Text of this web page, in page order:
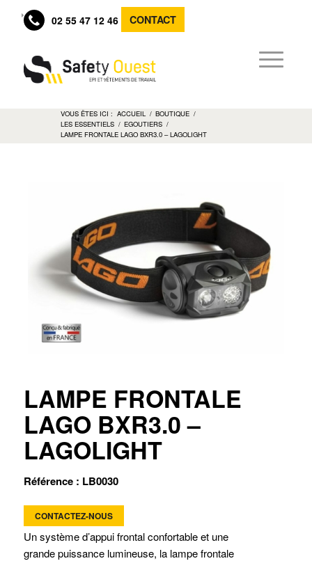
02 55 47 12 46 CONTACT
VOUS ÊTES ICI : ACCUEIL / BOUTIQUE /
LES ESSENTIELS / EGOUTIERS /
LAMPE FRONTALE LAGO BXR3.0 – LAGOLIGHT
LAMPE FRONTALE
LAGO BXR3.0 –
LAGOLIGHT
Référence : LB0030
CONTACTEZ-NOUS
Un système d’appui frontal confortable et une
grande puissance lumineuse, la lampe frontale